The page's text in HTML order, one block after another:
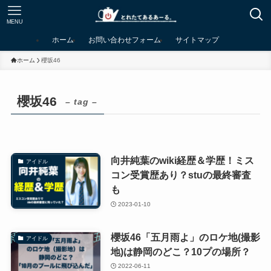
MENU
ホーム お問い合わせフォーム サイトマップ
ホーム 櫻坂46
櫻坂46 – tag –
アイドル
向井純葉のwiki経歴＆学歴！ミス
コン受賞歴あり？stuの最終審査
も
2023-01-10
アイドル
櫻坂46「五月雨よ」のロケ地(撮影
地)は静岡のどこ？10プの場所？
2022-06-11